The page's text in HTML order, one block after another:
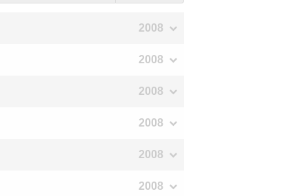
2008
2008
2008
2008
2008
2008